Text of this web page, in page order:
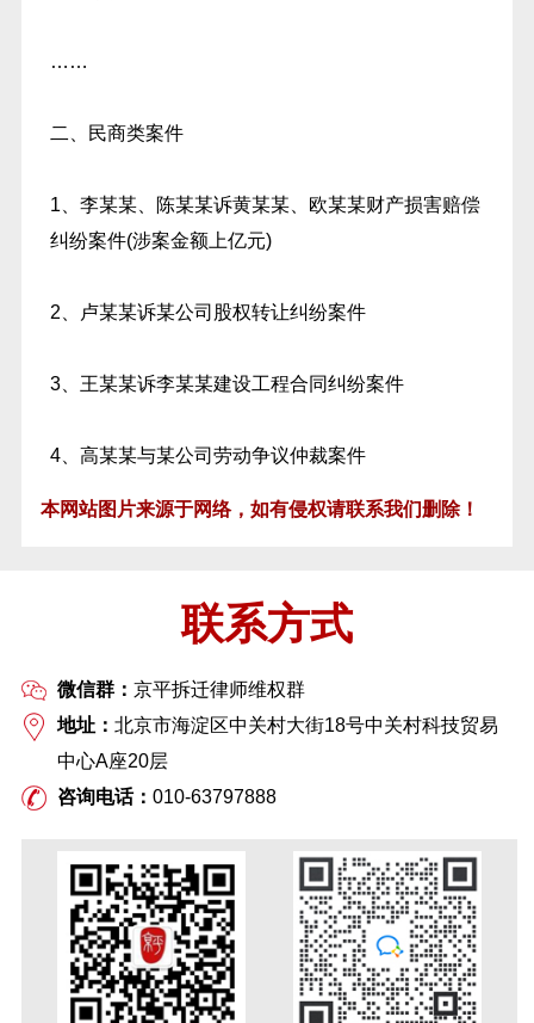
……
二、民商类案件
1、李某某、陈某某诉黄某某、欧某某财产损害赔偿
纠纷案件(涉案金额上亿元)
2、卢某某诉某公司股权转让纠纷案件
3、王某某诉李某某建设工程合同纠纷案件
4、高某某与某公司劳动争议仲裁案件
本网站图片来源于网络，如有侵权请联系我们删除！
联系方式
微信群： 京平拆迁律师维权群
地址： 北京市海淀区中关村大街18号中关村科技贸易
中心A座20层
咨询电话： 010-63797888